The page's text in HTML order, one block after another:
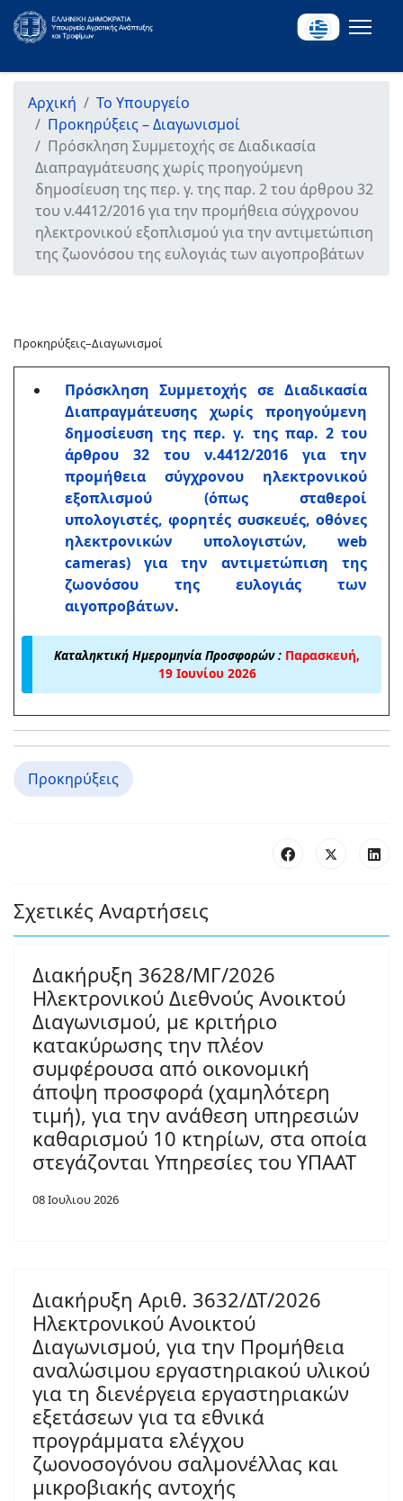
Αρχική
Το Υπουργείο
Προκηρύξεις – Διαγωνισμοί
Πρόσκληση Συμμετοχής σε Διαδικασία
Διαπραγμάτευσης χωρίς προηγούμενη
δημοσίευση της περ. γ. της παρ. 2 του άρθρου 32
του ν.4412/2016 για την προμήθεια σύγχρονου
ηλεκτρονικού εξοπλισμού για την αντιμετώπιση
της ζωονόσου της ευλογιάς των αιγοπροβάτων
Προκηρύξεις–Διαγωνισμοί
Πρόσκληση Συμμετοχής σε Διαδικασία
Διαπραγμάτευσης χωρίς προηγούμενη
δημοσίευση της περ. γ. της παρ. 2 του
άρθρου 32 του ν.4412/2016 για την
προμήθεια σύγχρονου ηλεκτρονικού
εξοπλισμού (όπως σταθεροί
υπολογιστές, φορητές συσκευές, οθόνες
ηλεκτρονικών υπολογιστών, web
cameras) για την αντιμετώπιση της
ζωονόσου της ευλογιάς των
αιγοπροβάτων.
Καταληκτική Ημερομηνία Προσφορών : Παρασκευή,
19 Ιουνίου 2026
Προκηρύξεις
Σχετικές Αναρτήσεις
Διακήρυξη 3628/ΜΓ/2026
Ηλεκτρονικού Διεθνούς Ανοικτού
Διαγωνισμού, με κριτήριο
κατακύρωσης την πλέον
συμφέρουσα από οικονομική
άποψη προσφορά (χαμηλότερη
τιμή), για την ανάθεση υπηρεσιών
καθαρισμού 10 κτηρίων, στα οποία
στεγάζονται Υπηρεσίες του ΥΠΑΑΤ
08 Ιουλιου 2026
Διακήρυξη Αριθ. 3632/ΔΤ/2026
Ηλεκτρονικού Ανοικτού
Διαγωνισμού, για την Προμήθεια
αναλώσιμου εργαστηριακού υλικού
για τη διενέργεια εργαστηριακών
εξετάσεων για τα εθνικά
προγράμματα ελέγχου
ζωονοσογόνου σαλμονέλλας και
μικροβιακής αντοχής